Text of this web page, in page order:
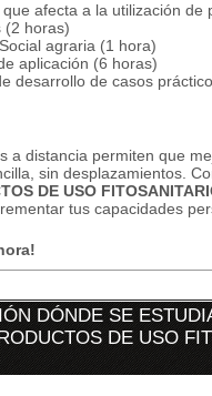
afecta a la utilización de
(2 horas)
agraria (1 hora)
aplicación (6 horas)
desarrollo de casos
a distancia permiten que
sin desplazamientos.
DE USO
tus capacidades
DÓNDE SE
DE USO